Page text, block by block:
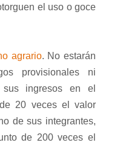
el uso o goce
agrario. No estarán
provisionales ni
sus ingresos en el
20 veces el valor
de sus integrantes,
de 200 veces el